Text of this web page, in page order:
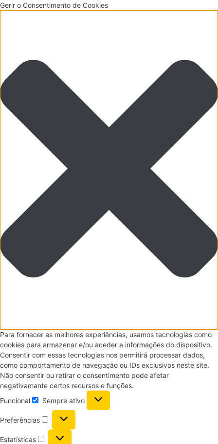
Gerir o Consentimento de Cookies
Para fornecer as melhores experiências, usamos tecnologias como
cookies para armazenar e/ou aceder a informações do dispositivo.
Consentir com essas tecnologias nos permitirá processar dados,
como comportamento de navegação ou IDs exclusivos neste site.
Não consentir ou retirar o consentimento pode afetar
negativamante certos recursos e funções.
Funcional
Sempre ativo
Preferências
Estatísticas